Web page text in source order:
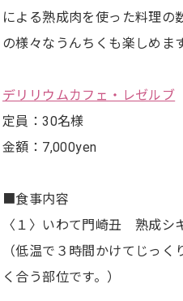
による熟成肉を使った料理の
の様々なうんちくも楽しめま
デリリウムカフェ・レゼルブ
定員：30名様
金額：7,000yen
■食事内容
〈１〉いわて門崎丑 熟成シ
（低温で３時間かけてじっ
く合う部位です。）